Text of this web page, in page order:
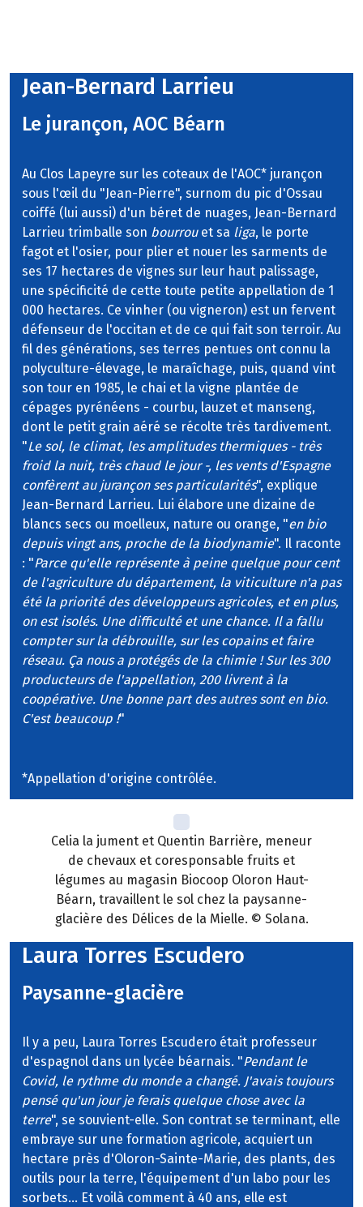
Jean-Bernard Larrieu
Le jurançon, AOC Béarn
Au Clos Lapeyre sur les coteaux de l'AOC* jurançon
sous l'œil du "Jean-Pierre", surnom du pic d'Ossau
coiffé (lui aussi) d'un béret de nuages, Jean-Bernard
Larrieu trimballe son bourrou et sa liga, le porte
fagot et l'osier, pour plier et nouer les sarments de
ses 17 hectares de vignes sur leur haut palissage,
une spécificité de cette toute petite appellation de 1
000 hectares. Ce vinher (ou vigneron) est un fervent
défenseur de l'occitan et de ce qui fait son terroir. Au
fil des générations, ses terres pentues ont connu la
polyculture-élevage, le maraîchage, puis, quand vint
son tour en 1985, le chai et la vigne plantée de
cépages pyrénéens - courbu, lauzet et manseng,
dont le petit grain aéré se récolte très tardivement.
"Le sol, le climat, les amplitudes thermiques - très
froid la nuit, très chaud le jour -, les vents d'Espagne
confèrent au jurançon ses particularités", explique
Jean-Bernard Larrieu. Lui élabore une dizaine de
blancs secs ou moelleux, nature ou orange, "en bio
depuis vingt ans, proche de la biodynamie". Il raconte
: "Parce qu'elle représente à peine quelque pour cent
de l'agriculture du département, la viticulture n'a pas
été la priorité des développeurs agricoles, et en plus,
on est isolés. Une difficulté et une chance. Il a fallu
compter sur la débrouille, sur les copains et faire
réseau. Ça nous a protégés de la chimie ! Sur les 300
producteurs de l'appellation, 200 livrent à la
coopérative. Une bonne part des autres sont en bio.
C'est beaucoup !"
*Appellation d'origine contrôlée.
Celia la jument et Quentin Barrière, meneur
de chevaux et coresponsable fruits et
légumes au magasin Biocoop Oloron Haut-
Béarn, travaillent le sol chez la paysanne-
glacière des Délices de la Mielle. © Solana.
Laura Torres Escudero
Paysanne-glacière
Il y a peu, Laura Torres Escudero était professeur
d'espagnol dans un lycée béarnais. "Pendant le
Covid, le rythme du monde a changé. J'avais toujours
pensé qu'un jour je ferais quelque chose avec la
terre", se souvient-elle. Son contrat se terminant, elle
embraye sur une formation agricole, acquiert un
hectare près d'Oloron-Sainte-Marie, des plants, des
outils pour la terre, l'équipement d'un labo pour les
sorbets... Et voilà comment à 40 ans, elle est